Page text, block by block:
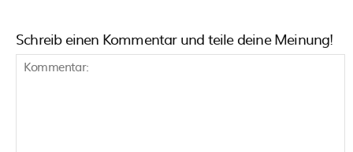
Schreib einen Kommentar und teile deine Meinung!